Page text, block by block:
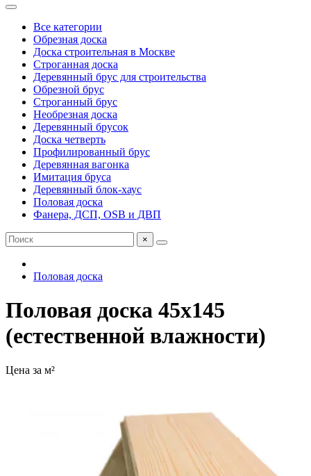
Все категории
Обрезная доска
Доска строительная в Москве
Строганная доска
Деревянный брус для строительства
Обрезной брус
Строганный брус
Необрезная доска
Деревянный брусок
Доска четверть
Профилированный брус
Деревянная вагонка
Имитация бруса
Деревянный блок-хаус
Половая доска
Фанера, ДСП, OSB и ДВП
×
Половая доска
Половая доска 45х145
(естественной влажности)
Цена за м²